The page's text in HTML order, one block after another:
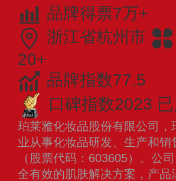
品牌得票7万+
浙江省杭州市
20+
品牌指数77.5
口碑指数2023
珀莱雅化妆品股份有限公司
业从事化妆品研发、生产和
（股票代码：603605）。公
全有效的肌肤解决方案，产